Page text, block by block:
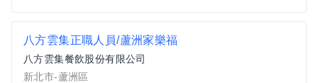
八方雲集正職人員/蘆洲家樂福
八方雲集餐飲股份有限公司
新北市-蘆洲區